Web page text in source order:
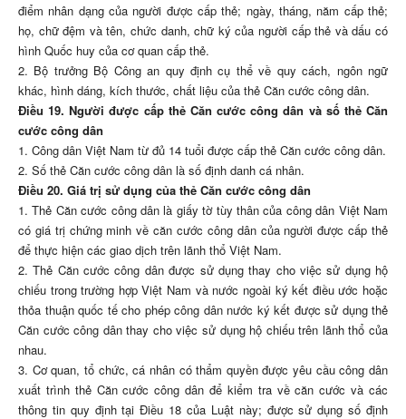
điểm nhân dạng của người được cấp thẻ; ngày, tháng, năm cấp thẻ;
họ, chữ đệm và tên, chức danh, chữ ký của người cấp thẻ và dấu có
hình Quốc huy của cơ quan cấp thẻ.
2. Bộ trưởng Bộ Công an quy định cụ thể về quy cách, ngôn ngữ
khác, hình dáng, kích thước, chất liệu của thẻ Căn cước công dân.
Điều 19. Người được cấp thẻ Căn cước công dân và số thẻ Căn
cước công dân
1. Công dân Việt Nam từ đủ 14 tuổi được cấp thẻ Căn cước công dân.
2. Số thẻ Căn cước công dân là số định danh cá nhân.
Điều 20. Giá trị sử dụng của thẻ Căn cước công dân
1. Thẻ Căn cước công dân là giấy tờ tùy thân của công dân Việt Nam
có giá trị chứng minh về căn cước công dân của người được cấp thẻ
để thực hiện các giao dịch trên lãnh thổ Việt Nam.
2. Thẻ Căn cước công dân được sử dụng thay cho việc sử dụng hộ
chiếu trong trường hợp Việt Nam và nước ngoài ký kết điều ước hoặc
thỏa thuận quốc tế cho phép công dân nước ký kết được sử dụng thẻ
Căn cước công dân thay cho việc sử dụng hộ chiếu trên lãnh thổ của
nhau.
3. Cơ quan, tổ chức, cá nhân có thẩm quyền được yêu cầu công dân
xuất trình thẻ Căn cước công dân để kiểm tra về căn cước và các
thông tin quy định tại Điều 18 của Luật này; được sử dụng số định